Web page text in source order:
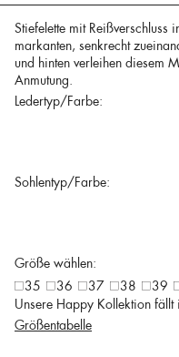
Stiefelette mit Reißverschluss
markanten, senkrecht
und hinten verleihen diesem
Anmutung.
Ledertyp/Farbe:
Sohlentyp/Farbe:
Größe wählen:
35
36 37 38 39
Unsere Happy Kollektion
Größentabelle